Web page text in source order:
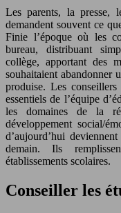
Les parents, la presse,
demandent souvent ce
Finie l’époque où les
bureau, distribuant
collège, apportant des
souhaitaient abandonner
produise. Les conseillers
essentiels de l’équipe
les domaines de la
développement social/
d’aujourd’hui
demain. Ils
établissements scolaires.
Conseiller les